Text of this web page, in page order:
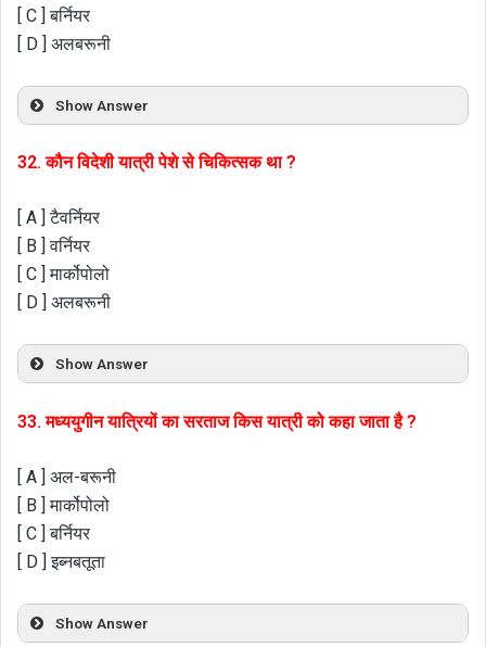
[ C ] बर्नियर
[ D ] अलबरूनी
Show Answer
32. कौन विदेशी यात्री पेशे से चिकित्सक था ?
[ A ] टैवर्नियर
[ B ] वर्नियर
[ C ] मार्कोपोलो
[ D ] अलबरूनी
Show Answer
33. मध्ययुगीन यात्रियों का सरताज किस यात्री को कहा जाता है ?
[ A ] अल-बरूनी
[ B ] मार्कोपोलो
[ C ] बर्नियर
[ D ] इब्नबतूता
Show Answer